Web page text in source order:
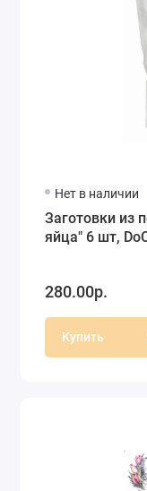
Нет в наличии
Заготовки из
яйца" 6 шт,
280.00р.
Купить